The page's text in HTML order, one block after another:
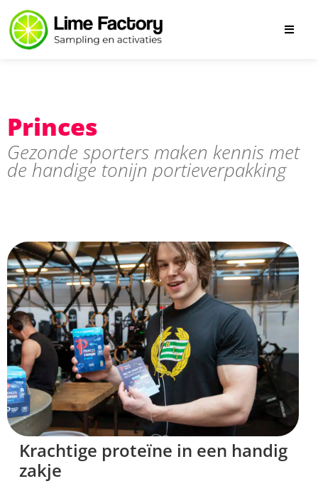
Princes
Gezonde sporters maken kennis met
de handige tonijn portieverpakking
Krachtige proteïne in een handig
zakje